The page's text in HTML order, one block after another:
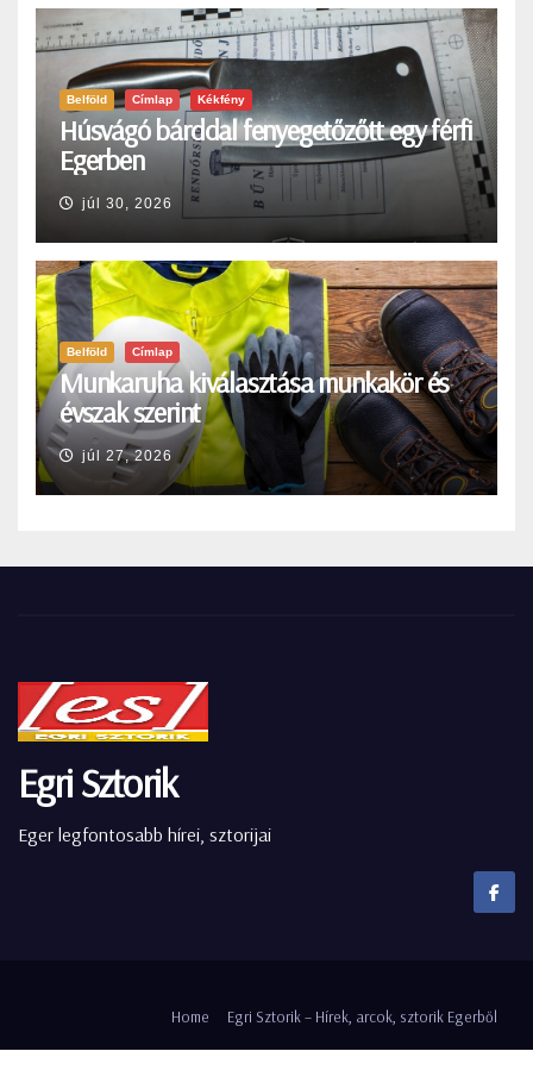
Belföld Címlap Kékfény
Húsvágó bárddal fenyegetőzőtt egy férfi
Egerben
júl 30, 2026
Belföld Címlap
Munkaruha kiválasztása munkakör és
évszak szerint
júl 27, 2026
Egri Sztorik
Eger legfontosabb hírei, sztorijai
Home Egri Sztorik – Hírek, arcok, sztorik Egerből